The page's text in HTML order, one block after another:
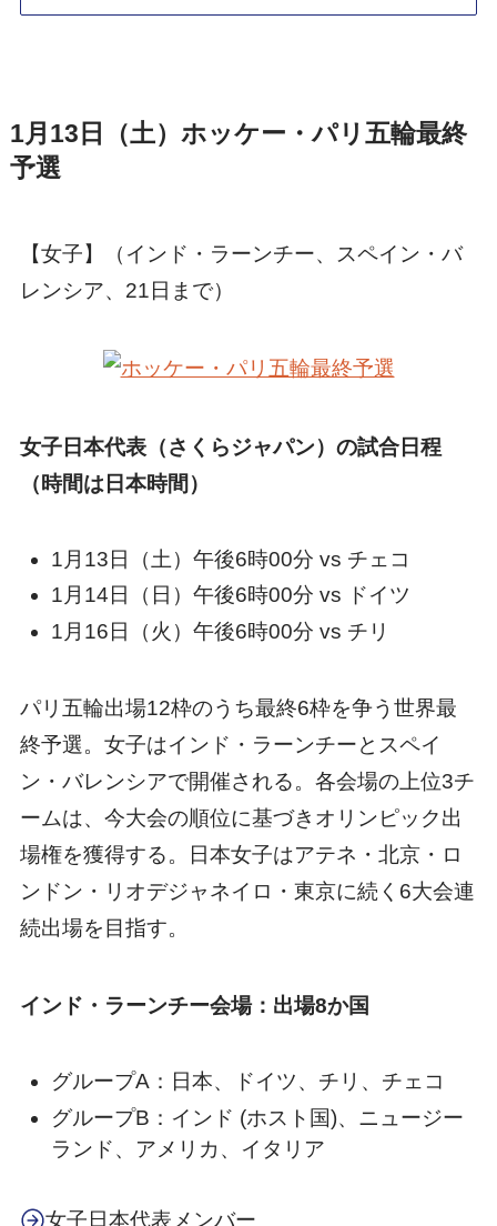
1月13日（土）ホッケー・パリ五輪最終
予選
【女子】（インド・ラーンチー、スペイン・バ
レンシア、21日まで）
女子日本代表（さくらジャパン）の試合日程
（時間は日本時間）
1月13日（土）午後6時00分 vs チェコ
1月14日（日）午後6時00分 vs ドイツ
1月16日（火）午後6時00分 vs チリ
パリ五輪出場12枠のうち最終6枠を争う世界最
終予選。女子はインド・ラーンチーとスペイ
ン・バレンシアで開催される。各会場の上位3チ
ームは、今大会の順位に基づきオリンピック出
場権を獲得する。日本女子はアテネ・北京・ロ
ンドン・リオデジャネイロ・東京に続く6大会連
続出場を目指す。
インド・ラーンチー会場：出場8か国
グループA：日本、ドイツ、チリ、チェコ
グループB：インド (ホスト国)、ニュージー
ランド、アメリカ、イタリア
女子日本代表メンバー